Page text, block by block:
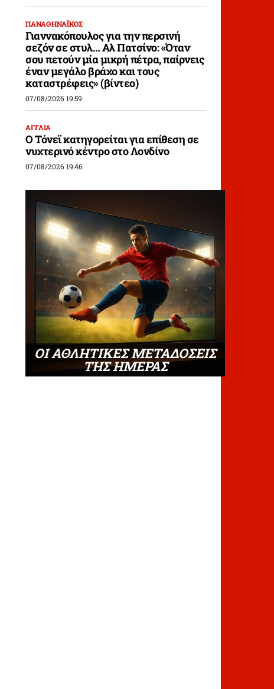
ΠΑΝΑΘΗΝΑΪΚΟΣ
Γιαννακόπουλος για την περσινή
σεζόν σε στυλ… Αλ Πατσίνο: «Όταν
σου πετούν μία μικρή πέτρα, παίρνεις
έναν μεγάλο βράχο και τους
καταστρέφεις» (βίντεο)
07/08/2026 19:59
ΑΓΓΛΙΑ
Ο Τόνεϊ κατηγορείται για επίθεση σε
νυχτερινό κέντρο στο Λονδίνο
07/08/2026 19:46
ΟΙ ΑΘΛΗΤΙΚΕΣ ΜΕΤΑΔΟΣΕΙΣ
ΤΗΣ ΗΜΕΡΑΣ